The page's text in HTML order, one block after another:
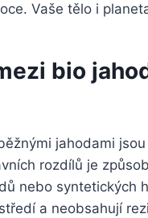
Vaše ‍tělo i
bio
jahodami
rozdílů je
nebo syntetických⁤
a neobsahují⁤